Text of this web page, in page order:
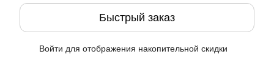
Быстрый заказ
Войти для отображения накопительной скидки